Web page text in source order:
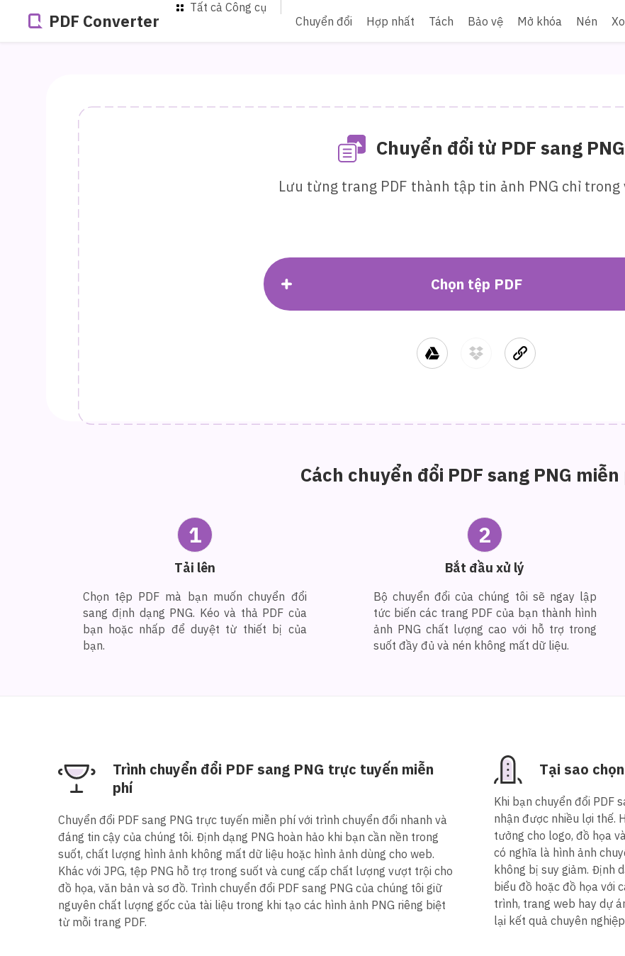
PDF Converter
Tất cả Công cụ
Chuyển đổi
Hợp nhất Tách Bảo vệ Mở khóa Nén
Chuyển đổi từ PDF sang PNG
Lưu từng trang PDF thành tập tin ảnh PNG chỉ trong
Chọn tệp PDF
Cách chuyển đổi PDF sang PNG
1
Tải lên
Chọn tệp PDF mà bạn muốn chuyển đổi
sang định dạng PNG. Kéo và thả PDF của
bạn hoặc nhấp để duyệt từ thiết bị của
bạn.
2
Bắt đầu xử lý
Bộ chuyển đổi của chúng tôi sẽ ngay lập
tức biến các trang PDF của bạn thành hình
ảnh PNG chất lượng cao với hỗ trợ trong
suốt đầy đủ và nén không mất dữ liệu.
Trình chuyển đổi PDF sang PNG trực tuyến miễn
phí
Chuyển đổi PDF sang PNG trực tuyến miễn phí với trình chuyển đổi nhanh và
đáng tin cậy của chúng tôi. Định dạng PNG hoàn hảo khi bạn cần nền trong
suốt, chất lượng hình ảnh không mất dữ liệu hoặc hình ảnh dùng cho web.
Khác với JPG, tệp PNG hỗ trợ trong suốt và cung cấp chất lượng vượt trội cho
đồ họa, văn bản và sơ đồ. Trình chuyển đổi PDF sang PNG của chúng tôi giữ
nguyên chất lượng gốc của tài liệu trong khi tạo các hình ảnh PNG riêng biệt
từ mỗi trang PDF.
Tại sao
Khi bạn chuyển đổi PDF
nhận được nhiều lợi thế.
tưởng cho logo, đồ họa
có nghĩa là hình ảnh
không bị suy giảm. Định
biểu đồ hoặc đồ họa với
trình, trang web hay dự
lại kết quả chuyên